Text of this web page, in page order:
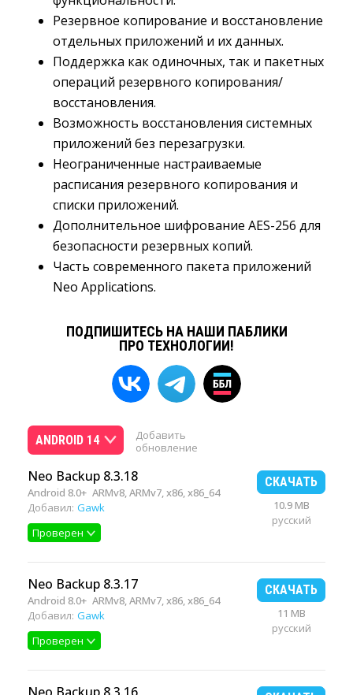
Резервное копирование и восстановление
отдельных приложений и их данных.
Поддержка как одиночных, так и пакетных
операций резервного копирования/
восстановления.
Возможность восстановления системных
приложений без перезагрузки.
Неограниченные настраиваемые
расписания резервного копирования и
списки приложений.
Дополнительное шифрование AES-256 для
безопасности резервных копий.
Часть современного пакета приложений
Neo Applications.
ПОДПИШИТЕСЬ НА НАШИ ПАБЛИКИ
ПРО ТЕХНОЛОГИИ!
ANDROID 14
Добавить
обновление
Neo Backup 8.3.18
Android 8.0+ ARMv8, ARMv7, x86, x86_64
Добавил: Gawk
Проверен
СКАЧАТЬ
10.9 MB
русский
Neo Backup 8.3.17
Android 8.0+ ARMv8, ARMv7, x86, x86_64
Добавил: Gawk
Проверен
СКАЧАТЬ
11 MB
русский